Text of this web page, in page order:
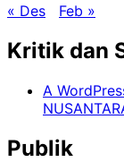
« Des
Feb »
Kritik dan
A
Publik